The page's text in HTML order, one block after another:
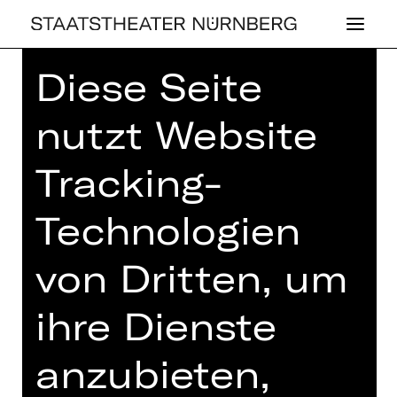
Home>Spielplan 26/27> Einsteigen
KONZERT PLUS
EIN­STEI­GEN
BITTE!
4. Kinderkonzert mit Musik von u. a.
Honegger, Ibert und Strauß
Donnerstag, 03.06.2027
Diese Seite
nutzt Website
Tracking-
Technologien
von Dritten, um
ihre Dienste
anzubieten,